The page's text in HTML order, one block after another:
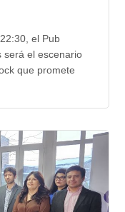
el Pub
será el escenario
que promete